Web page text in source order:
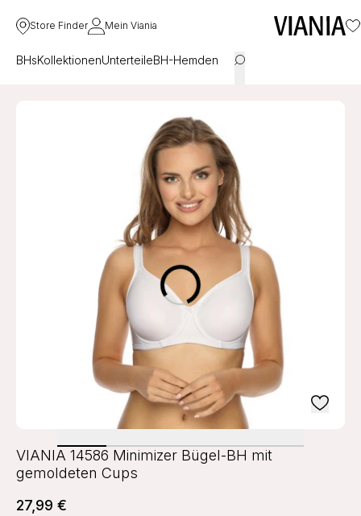
Store Finder Mein Viania
BHsKollektionenUnterteileBH-Hemden
VIANIA 14586 Minimizer Bügel-BH mit
gemoldeten Cups
27,99 €